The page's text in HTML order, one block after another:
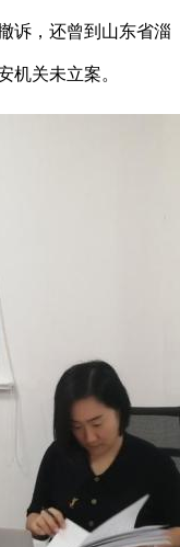
诉，还曾到山东省淄
机关未立案。